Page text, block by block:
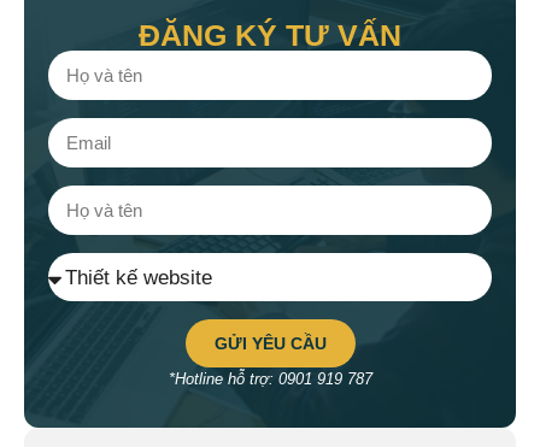
ĐĂNG KÝ TƯ VẤN
GỬI YÊU CẦU
*Hotline hỗ trợ: 0901 919 787